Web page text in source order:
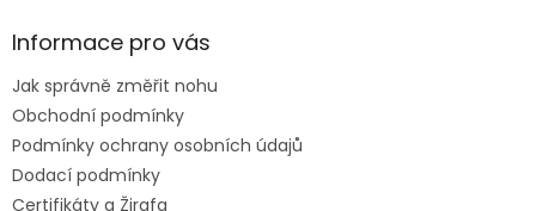
aInformace pro vás
Jak správně změřit nohu
Obchodní podmínky
Podmínky ochrany osobních údajů
Dodací podmínky
Certifikáty a Žirafa